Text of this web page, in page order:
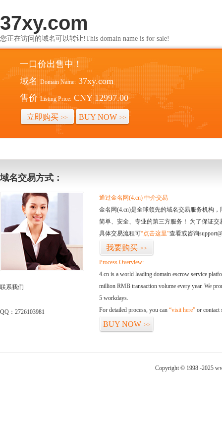
37xy.com
您正在访问的域名可以转让!This domain name is for sale!
一口价出售中！
域名 Domain Name: 37xy.com
售价 Listing Price: CNY 12997.00
立即购买 >> BUY NOW >>
域名交易方式：
联系我们
QQ：2726103981
通过金名网(4.cn) 中介交易
金名网(4.cn)是全球领先的域名交易服务机构
简单、安全、专业的第三方服务！ 为了保证
具体交易流程可“点击这里”查看或咨询
我要购买 >>
Process Overview:
4.cn is a world leading domain escrow service
million RMB transaction volume every year. We
5 workdays.
For detailed process, you can “visit here” or contact
BUY NOW >>
Copyright © 1998 -2025